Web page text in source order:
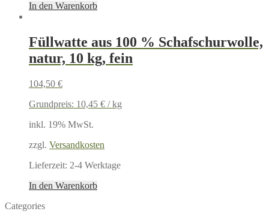
In den Warenkorb
Füllwatte aus 100 % Schafschurwolle,
natur, 10 kg, fein
104,50 €
Grundpreis: 10,45 € /kg
inkl. 19% MwSt.
zzgl. Versandkosten
Lieferzeit: 2-4 Werktage
In den Warenkorb
Categories